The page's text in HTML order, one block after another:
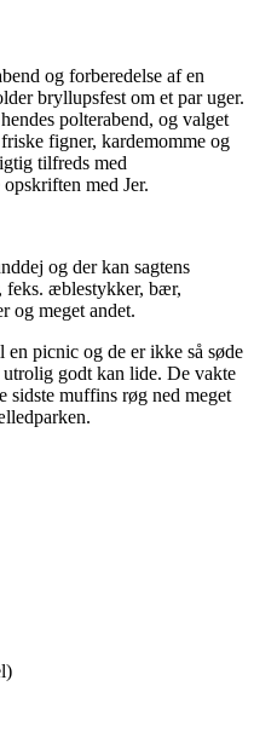
og forberedelse af en
bryllupsfest om et par uger.
polterabend, og valget
figner, kardemomme og
tilfreds med
med Jer.
og der kan sagtens
feks. æblestykker, bær,
og meget andet.
en picnic og de er ikke så søde
godt kan lide. De vakte
sidste muffins røg ned meget